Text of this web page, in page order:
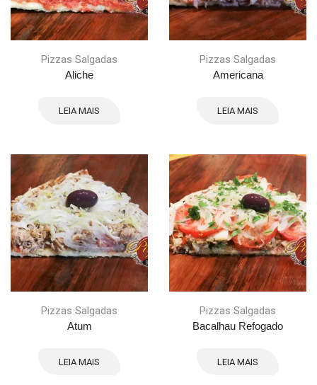
Pizzas Salgadas
Aliche
LEIA MAIS
Pizzas Salgadas
Americana
LEIA MAIS
Pizzas Salgadas
Atum
LEIA MAIS
Pizzas Salgadas
Bacalhau Refogado
LEIA MAIS